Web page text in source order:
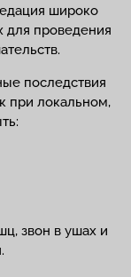
широко
для проведения
последствия
при локальном,
звон в ушах и